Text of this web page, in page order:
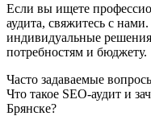
Если вы ищете
аудита, свяжитесь с
индивидуальные
потребностям и бюджету.
Часто задаваемые
Что такое SEO-аудит и
Брянске?